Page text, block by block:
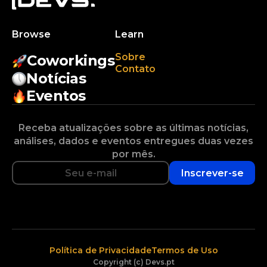
Browse
Coworkings
Notícias
Eventos
Learn
Sobre
Contato
Receba atualizações sobre as últimas notícias,
análises, dados e eventos entregues duas vezes
por mês.
Inscrever-se
Copyright (c) Devs.pt
Política de PrivacidadeTermos de Uso